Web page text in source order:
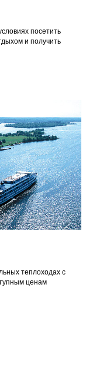
посетить
и получить
теплоходах с
ценам